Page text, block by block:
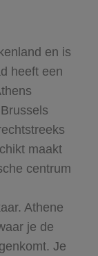
en is
heeft een
maakt
centrum
Athene
je de
Je